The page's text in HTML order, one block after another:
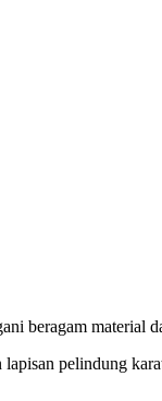
beragam material
pelindung